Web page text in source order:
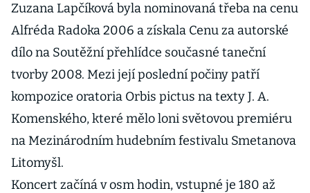
Zuzana Lapčíková byla nominovaná třeba na cenu
Alfréda Radoka 2006 a získala Cenu za autorské
dílo na Soutěžní přehlídce současné taneční
tvorby 2008. Mezi její poslední počiny patří
kompozice oratoria Orbis pictus na texty J. A.
Komenského, které mělo loni světovou premiéru
na Mezinárodním hudebním festivalu Smetanova
Litomyšl.
Koncert začíná v osm hodin, vstupné je 180 až